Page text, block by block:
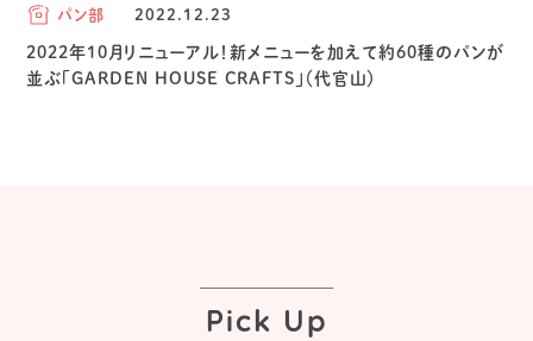
パン部 2022.12.23
2022年10月リニューアル！新メニューを加えて約60種のパンが
並ぶ「GARDEN HOUSE CRAFTS」（代官山）
Pick Up